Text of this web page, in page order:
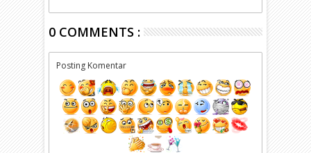
0 COMMENTS :
Posting Komentar